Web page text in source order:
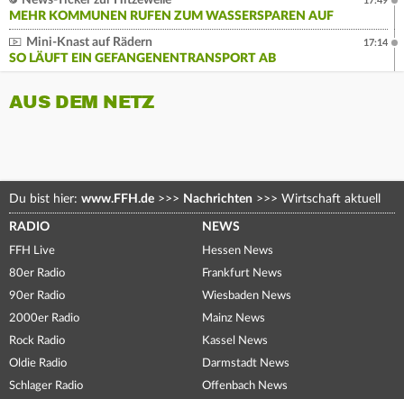
MEHR KOMMUNEN RUFEN ZUM WASSERSPAREN AUF
Mini-Knast auf Rädern
SO LÄUFT EIN GEFANGENENTRANSPORT AB
17:14
AUS DEM NETZ
Du bist hier: www.FFH.de >>> Nachrichten >>> Wirtschaft aktuell
RADIO
FFH Live
80er Radio
90er Radio
2000er Radio
Rock Radio
Oldie Radio
Schlager Radio
NEWS
Hessen News
Frankfurt News
Wiesbaden News
Mainz News
Kassel News
Darmstadt News
Offenbach News